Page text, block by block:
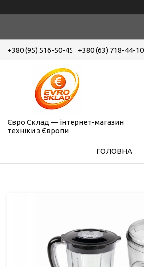
+380 (95) 516-50-45 +380 (63) 718-44-10
Євро Склад — інтернет-магазин
техніки з Європи
ГОЛОВНА